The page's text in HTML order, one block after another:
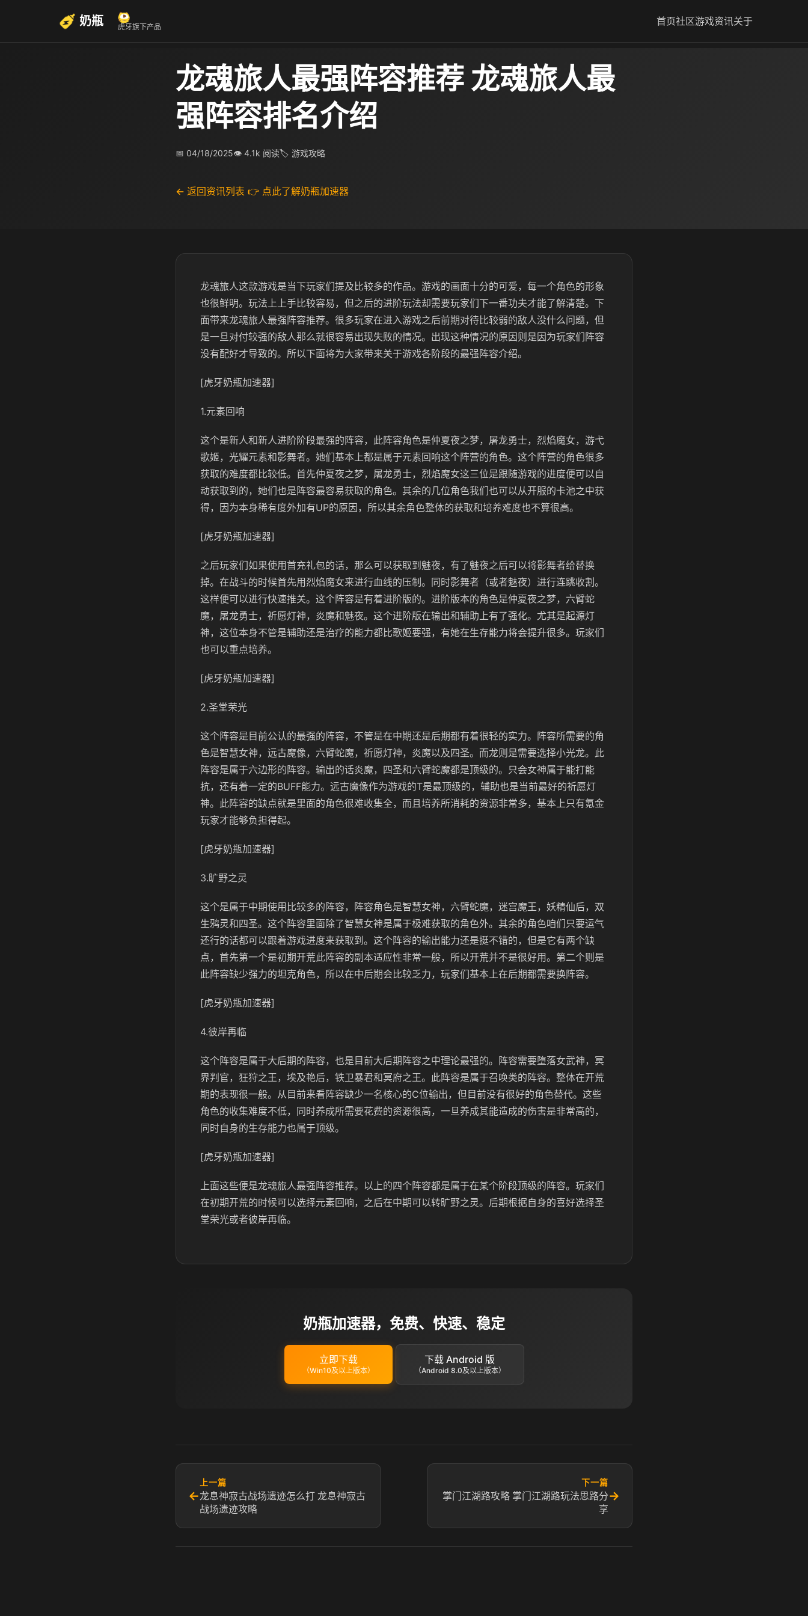
奶瓶 虎牙旗下产品 首页社区游戏资讯关于
龙魂旅人最强阵容推荐 龙魂旅人最
强阵容排名介绍
📅 04/18/2025👁 4.1k 阅读🏷 游戏攻略
← 返回资讯列表 👉 点此了解奶瓶加速器
龙魂旅人这款游戏是当下玩家们提及比较多的作品。游戏的画面十分的可爱，每一个角色的形象
也很鲜明。玩法上上手比较容易，但之后的进阶玩法却需要玩家们下一番功夫才能了解清楚。下
面带来龙魂旅人最强阵容推荐。很多玩家在进入游戏之后前期对待比较弱的敌人没什么问题，但
是一旦对付较强的敌人那么就很容易出现失败的情况。出现这种情况的原因则是因为玩家们阵容
没有配好才导致的。所以下面将为大家带来关于游戏各阶段的最强阵容介绍。
[虎牙奶瓶加速器]
1.元素回响
这个是新人和新人进阶阶段最强的阵容，此阵容角色是仲夏夜之梦，屠龙勇士，烈焰魔女，游弋
歌姬，光耀元素和影舞者。她们基本上都是属于元素回响这个阵营的角色。这个阵营的角色很多
获取的难度都比较低。首先仲夏夜之梦，屠龙勇士，烈焰魔女这三位是跟随游戏的进度便可以自
动获取到的，她们也是阵容最容易获取的角色。其余的几位角色我们也可以从开服的卡池之中获
得，因为本身稀有度外加有UP的原因，所以其余角色整体的获取和培养难度也不算很高。
[虎牙奶瓶加速器]
之后玩家们如果使用首充礼包的话，那么可以获取到魅夜，有了魅夜之后可以将影舞者给替换
掉。在战斗的时候首先用烈焰魔女来进行血线的压制。同时影舞者（或者魅夜）进行连跳收割。
这样便可以进行快速推关。这个阵容是有着进阶版的。进阶版本的角色是仲夏夜之梦，六臂蛇
魔，屠龙勇士，祈愿灯神，炎魔和魅夜。这个进阶版在输出和辅助上有了强化。尤其是起源灯
神，这位本身不管是辅助还是治疗的能力都比歌姬要强，有她在生存能力将会提升很多。玩家们
也可以重点培养。
[虎牙奶瓶加速器]
2.圣堂荣光
这个阵容是目前公认的最强的阵容，不管是在中期还是后期都有着很轻的实力。阵容所需要的角
色是智慧女神，远古魔像，六臂蛇魔，祈愿灯神，炎魔以及四圣。而龙则是需要选择小光龙。此
阵容是属于六边形的阵容。输出的话炎魔，四圣和六臂蛇魔都是顶级的。只会女神属于能打能
抗，还有着一定的BUFF能力。远古魔像作为游戏的T是最顶级的，辅助也是当前最好的祈愿灯
神。此阵容的缺点就是里面的角色很难收集全，而且培养所消耗的资源非常多，基本上只有氪金
玩家才能够负担得起。
[虎牙奶瓶加速器]
3.旷野之灵
这个是属于中期使用比较多的阵容，阵容角色是智慧女神，六臂蛇魔，迷宫魔王，妖精仙后，双
生鸦灵和四圣。这个阵容里面除了智慧女神是属于极难获取的角色外。其余的角色咱们只要运气
还行的话都可以跟着游戏进度来获取到。这个阵容的输出能力还是挺不错的，但是它有两个缺
点，首先第一个是初期开荒此阵容的副本适应性非常一般，所以开荒并不是很好用。第二个则是
此阵容缺少强力的坦克角色，所以在中后期会比较乏力，玩家们基本上在后期都需要换阵容。
[虎牙奶瓶加速器]
4.彼岸再临
这个阵容是属于大后期的阵容，也是目前大后期阵容之中理论最强的。阵容需要堕落女武神，冥
界判官，狂狩之王，埃及艳后，铁卫暴君和冥府之王。此阵容是属于召唤类的阵容。整体在开荒
期的表现很一般。从目前来看阵容缺少一名核心的C位输出，但目前没有很好的角色替代。这些
角色的收集难度不低，同时养成所需要花费的资源很高，一旦养成其能造成的伤害是非常高的，
同时自身的生存能力也属于顶级。
[虎牙奶瓶加速器]
上面这些便是龙魂旅人最强阵容推荐。以上的四个阵容都是属于在某个阶段顶级的阵容。玩家们
在初期开荒的时候可以选择元素回响，之后在中期可以转旷野之灵。后期根据自身的喜好选择圣
堂荣光或者彼岸再临。
奶瓶加速器，免费、快速、稳定
立即下载
（Win10及以上版本）
下载 Android 版
（Android 8.0及以上版本）
←
上一篇
龙息神寂古战场遗迹怎么打 龙息神寂古
战场遗迹攻略
下一篇
掌门江湖路攻略 掌门江湖路玩法思路分
享
→